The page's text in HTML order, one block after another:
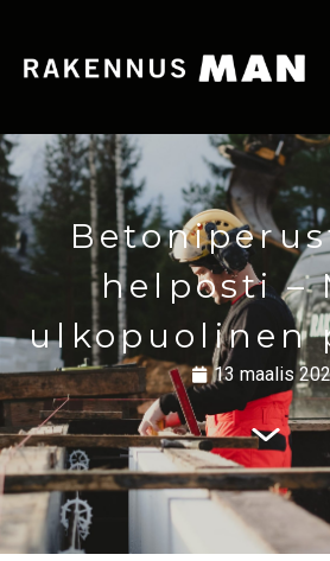
helposti –
ulkopuolinen
13 maalis